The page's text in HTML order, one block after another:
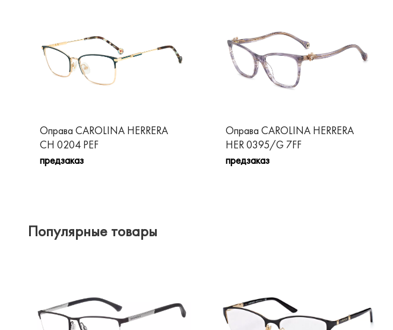
Оправа CAROLINA HERRERA
CH 0204 PEF
предзаказ
Оправа CAROLINA HERRERA
HER 0395/G 7FF
предзаказ
Популярные товары